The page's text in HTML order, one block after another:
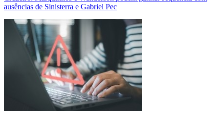
ausências de Sinisterra e Gabriel Pec